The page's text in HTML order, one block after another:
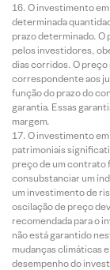
O investimento
determinada
prazo determinado. O
pelos investidores,
dias corridos. O preço
correspondente aos
função do prazo do
garantia. Essas
margem.
O investimento
patrimoniais
preço de um
consubstanciar um
um investimento de
oscilação de preço
recomendada para o
não está garantido
mudanças climáticas
desempenho do